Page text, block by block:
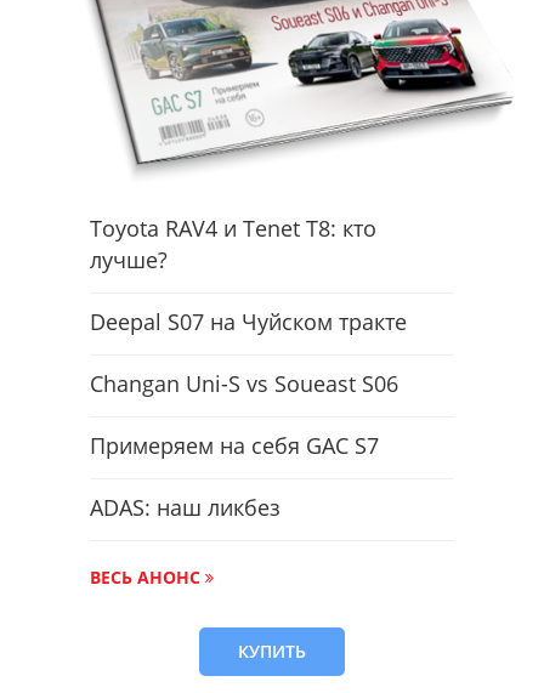
Toyota RAV4 и Tenet T8: кто
лучше?
Deepal S07 на Чуйском тракте
Changan Uni-S vs Soueast S06
Примеряем на себя GAC S7
ADAS: наш ликбез
ВЕСЬ АНОНС
КУПИТЬ